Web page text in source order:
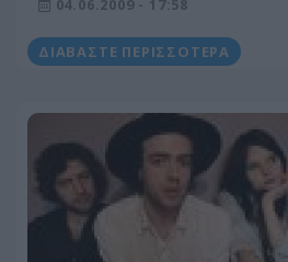
04.06.2009 - 17:58
ΔΙΑΒΆΣΤΕ ΠΕΡΙΣΣΌΤΕΡΑ